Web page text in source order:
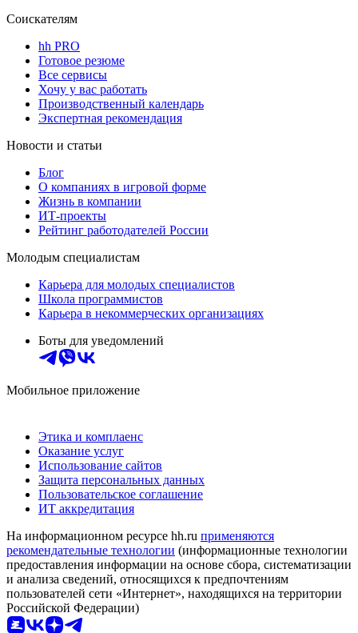
Соискателям
hh PRO
Готовое резюме
Все сервисы
Хочу у вас работать
Производственный календарь
Экспертная рекомендация
Новости и статьи
Блог
О компаниях в игровой форме
Жизнь в компании
ИТ-проекты
Рейтинг работодателей России
Молодым специалистам
Карьера для молодых специалистов
Школа программистов
Карьера в некоммерческих организациях
Боты для уведомлений
Мобильное приложение
Этика и комплаенс
Оказание услуг
Использование сайтов
Защита персональных данных
Пользовательское соглашение
ИТ аккредитация
На информационном ресурсе hh.ru применяются
рекомендательные технологии (информационные технологии
предоставления информации на основе сбора, систематизации
и анализа сведений, относящихся к предпочтениям
пользователей сети «Интернет», находящихся на территории
Российской Федерации)